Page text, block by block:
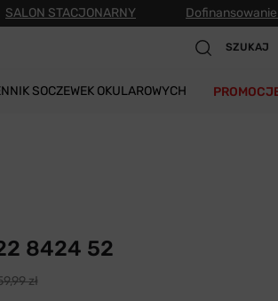
SALON STACJONARNY
SZUKAJ
SOCZEWEK OKULAROWYCH
8424 52
zł